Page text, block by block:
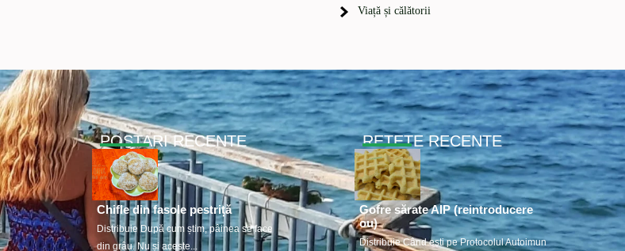
Viață și călătorii
POSTARI RECENTE
Chifle din fasole pestriță
Distribuie După cum știm, pâinea se face
din grâu. Nu și aceste...
RETETE RECENTE
Gofre sărate AIP (reintroducere
ou)
Distribuie Când ești pe Protocolul Autoimun